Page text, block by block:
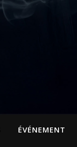
ÉVÉNEMENT